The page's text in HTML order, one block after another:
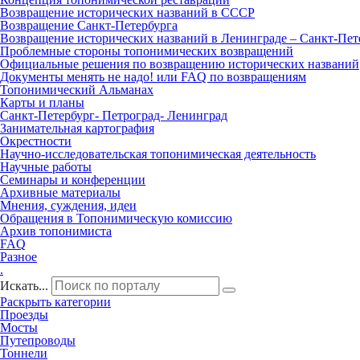
Возвращение исторических названий в СССР
Возвращение Санкт‑Петербурга
Возвращение исторических названий в Ленинграде –
Проблемные стороны топонимических возвращений
Официальные решения по возвращению исторических названий
Документы менять не надо! или FAQ по возвращениям
Топонимический Альманах
Карты и планы
Санкт‑Петербург‑ Петроград‑ Ленинград
Занимательная картография
Окрестности
Научно‑исследовательская топонимическая деятельность
Научные работы
Семинары и конференции
Архивные материалы
Мнения, суждения, идеи
Обращения в Топонимическую комиссию
Архив топонимиста
FAQ
Разное
.
Искать...
Раскрыть категории
Проезды
Мосты
Путепроводы
Тоннели